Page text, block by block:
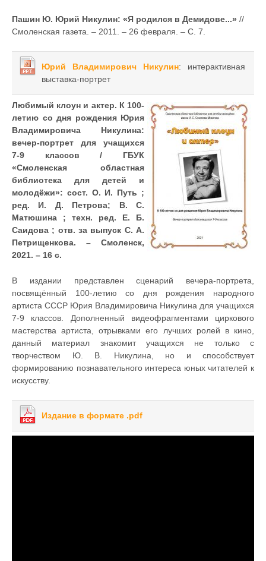
Пашин Ю. Юрий Никулин: «Я родился в Демидове...» //
Смоленская газета. – 2011. – 26 февраля. – С. 7.
Юрий Владимирович Никулин: интерактивная
выставка-портрет
Любимый клоун и актер. К 100-
летию со дня рождения Юрия
Владимировича Никулина:
вечер-портрет для учащихся
7-9 классов / ГБУК
«Смоленская областная
библиотека для детей и
молодёжи»: сост. О. И. Путь ;
ред. И. Д. Петрова; В. С.
Матюшина ; техн. ред. Е. Б.
Саидова ; отв. за выпуск С. А.
Петрищенкова. – Смоленск,
2021. – 16 с.
В издании представлен сценарий вечера-портрета,
посвящённый 100-летию со дня рождения народного
артиста СССР Юрия Владимировича Никулина для учащихся
7-9 классов. Дополненный видеофрагментами циркового
мастерства артиста, отрывками его лучших ролей в кино,
данный материал знакомит учащихся не только с
творчеством Ю. В. Никулина, но и способствует
формированию познавательного интереса юных читателей к
искусству.
Издание в формате .pdf